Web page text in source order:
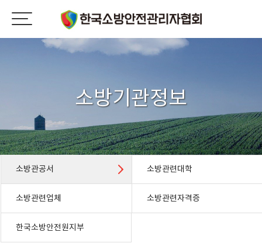
소방기관정보
소방관공서 소방관련대학
소방관련업체 소방관련자격증
한국소방안전원지부